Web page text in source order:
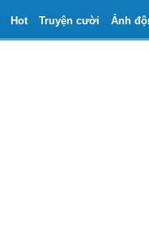
Hot Truyện cười Ảnh